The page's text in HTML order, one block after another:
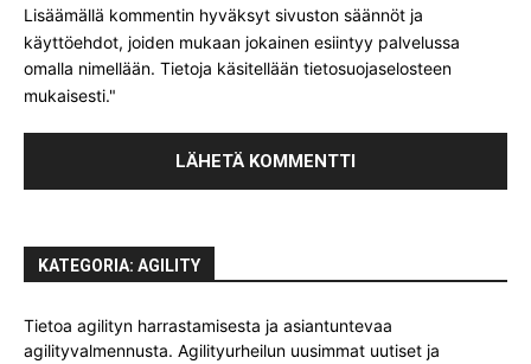
Lisäämällä kommentin hyväksyt sivuston säännöt ja
käyttöehdot, joiden mukaan jokainen esiintyy palvelussa
omalla nimellään. Tietoja käsitellään tietosuojaselosteen
mukaisesti."
KATEGORIA: AGILITY
Tietoa agilityn harrastamisesta ja asiantuntevaa
agilityvalmennusta. Agilityurheilun uusimmat uutiset ja